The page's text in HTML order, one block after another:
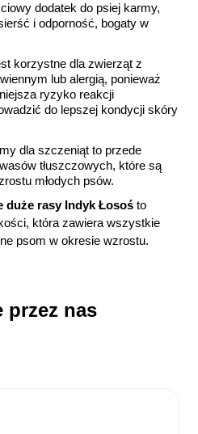
dodatek do psiej karmy,
i odporność, bogaty w
korzystne dla zwierząt z
lub alergią, ponieważ
ryzyko reakcji
do lepszej kondycji skóry
dla szczeniąt to przede
tłuszczowych, które są
młodych psów.
duże rasy Indyk Łosoś to
która zawiera wszystkie
psom w okresie wzrostu.
przez nas